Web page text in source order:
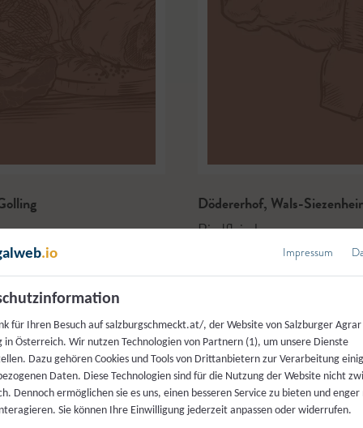
Dödererhof, Wals-
Rindfleisch
.io Impressum
für Ihren Besuch auf salzburgschmeckt.at/, der Website von Salzburger Agrar
Österreich. Wir nutzen Technologien von Partnern (1), um unsere Dienste
Dazu gehören Cookies und Tools von Drittanbietern zur Verarbeitung
Daten. Diese Technologien sind für die Nutzung der Website nicht
Dennoch ermöglichen sie es uns, einen besseren Service zu bieten und
Sie können Ihre Einwilligung jederzeit anpassen oder widerrufen.